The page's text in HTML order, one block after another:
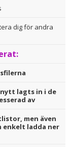
dig för andra
lagts in i de
av
men även
enkelt ladda ner